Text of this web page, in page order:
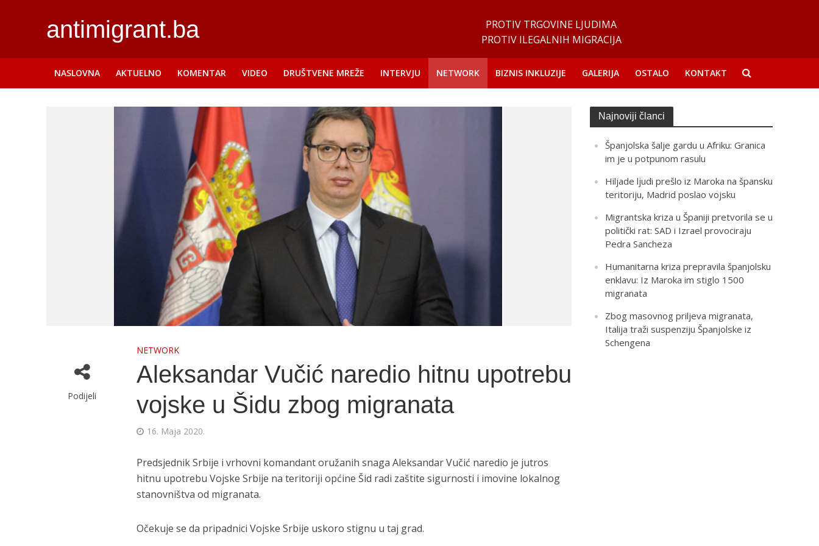
antimigrant.ba
PROTIV TRGOVINE LJUDIMA
PROTIV ILEGALNIH MIGRACIJA
NASLOVNA AKTUELNO KOMENTAR VIDEO DRUŠTVENE MREŽE INTERVJU NETWORK BIZNIS INKLUZIJE GALERIJA OSTALO KONTAKT
Podijeli
NETWORK
Aleksandar Vučić naredio hitnu upotrebu
vojske u Šidu zbog migranata
16. Maja 2020.
Predsjednik Srbije i vrhovni komandant oružanih snaga Aleksandar Vučić naredio je jutros
hitnu upotrebu Vojske Srbije na teritoriji općine Šid radi zaštite sigurnosti i imovine lokalnog
stanovništva od migranata.
Očekuje se da pripadnici Vojske Srbije uskoro stignu u taj grad.
Najnoviji članci
Španjolska šalje gardu u Afriku: Granica
im je u potpunom rasulu
Hiljade ljudi prešlo iz Maroka na špansku
teritoriju, Madrid poslao vojsku
Migrantska kriza u Španiji pretvorila se u
politički rat: SAD i Izrael provociraju
Pedra Sancheza
Humanitarna kriza prepravila španjolsku
enklavu: Iz Maroka im stiglo 1500
migranata
Zbog masovnog priljeva migranata,
Italija traži suspenziju Španjolske iz
Schengena